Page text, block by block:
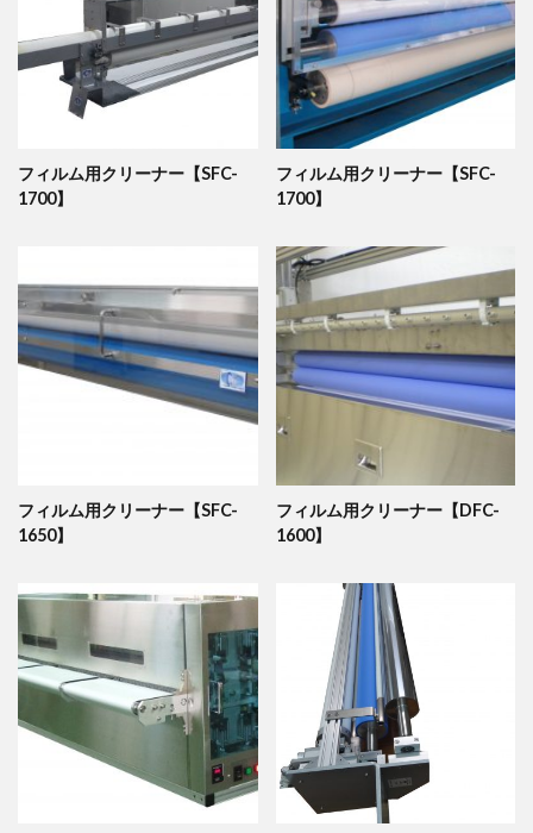
フィルム用クリーナー【SFC-
1700】
フィルム用クリーナー【SFC-
1700】
フィルム用クリーナー【SFC-
1650】
フィルム用クリーナー【DFC-
1600】